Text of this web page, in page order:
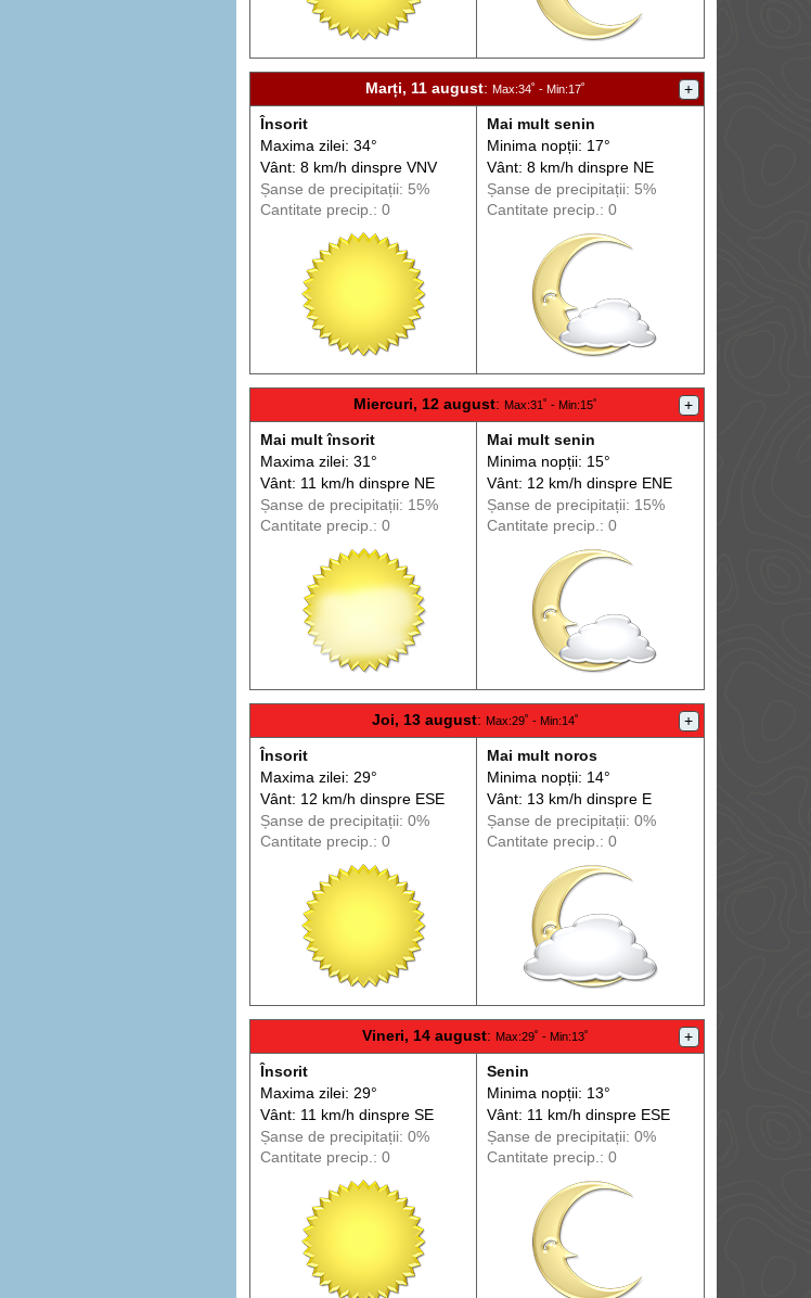
Marți, 11 august: Max:34˚ - Min:17˚ +
Însorit
Maxima zilei: 34°
Vânt: 8 km/h dinspreVNV
Șanse de precipitații: 5%
Cantitate precip.: 0
Mai mult senin
Minima nopții: 17°
Vânt: 8 km/h dinspreNE
Șanse de precipitații: 5%
Cantitate precip.: 0
Miercuri, 12 august: Max:31˚ - Min:15˚ +
Mai mult însorit
Maxima zilei: 31°
Vânt: 11 km/h dinspreNE
Șanse de precipitații: 15%
Cantitate precip.: 0
Mai mult senin
Minima nopții: 15°
Vânt: 12 km/h dinspreENE
Șanse de precipitații: 15%
Cantitate precip.: 0
Joi, 13 august: Max:29˚ - Min:14˚ +
Însorit
Maxima zilei: 29°
Vânt: 12 km/h dinspreESE
Șanse de precipitații: 0%
Cantitate precip.: 0
Mai mult noros
Minima nopții: 14°
Vânt: 13 km/h dinspreE
Șanse de precipitații: 0%
Cantitate precip.: 0
Vineri, 14 august: Max:29˚ - Min:13˚ +
Însorit
Maxima zilei: 29°
Vânt: 11 km/h dinspreSE
Șanse de precipitații: 0%
Cantitate precip.: 0
Senin
Minima nopții: 13°
Vânt: 11 km/h dinspreESE
Șanse de precipitații: 0%
Cantitate precip.: 0